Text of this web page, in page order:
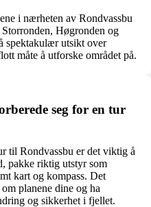
i nærheten av Rondvassbu
Høgronden og
spektakulær utsikt over
måte å utforske området på.
seg for en tur
til Rondvassbu er det viktig å
pakke riktig utstyr som
kart og kompass. Det
planene dine og ha
og sikkerhet i fjellet.